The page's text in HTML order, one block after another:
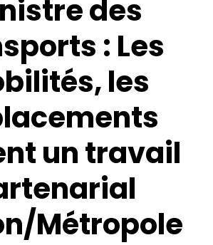
des
: Les
les
un travail
Métropole